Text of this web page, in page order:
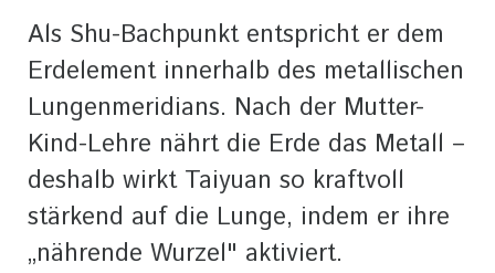
Als Shu-Bachpunkt entspricht er dem
Erdelement innerhalb des metallischen
Lungenmeridians. Nach der Mutter-
Kind-Lehre nährt die Erde das Metall –
deshalb wirkt Taiyuan so kraftvoll
stärkend auf die Lunge, indem er ihre
„nährende Wurzel" aktiviert.